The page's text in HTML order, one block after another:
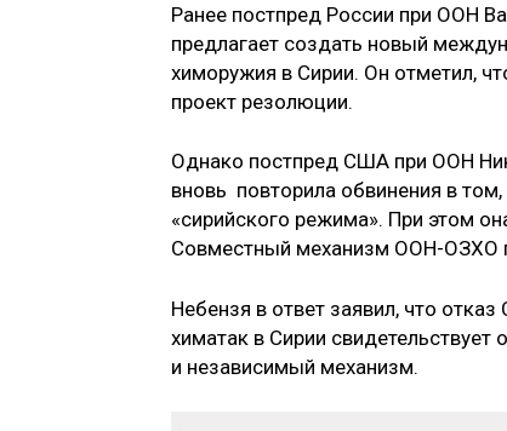
Ранее постпред России при ООН
предлагает создать новый
химоружия в Сирии. Он отметил,
проект резолюции.
Однако постпред США при ООН
вновь повторила обвинения в
«сирийского режима». При этом
Совместный механизм ООН-ОЗХО
Небензя в ответ заявил, что
химатак в Сирии
и независимый механизм.